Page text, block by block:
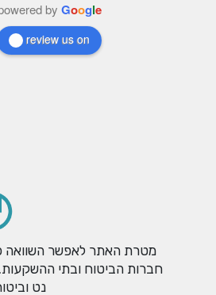
by Google
review us on
מטרת האתר לאפשר השוואה
חברות הביטוח ובתי
נט